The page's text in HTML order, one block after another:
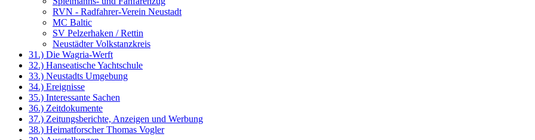
RVN - Radfahrer-Verein Neustadt
MC Baltic
SV Pelzerhaken / Rettin
Neustädter Volkstanzkreis
31.) Die Wagria-Werft
32.) Hanseatische Yachtschule
33.) Neustadts Umgebung
34.) Ereignisse
35.) Interessante Sachen
36.) Zeitdokumente
37.) Zeitungsberichte, Anzeigen und Werbung
38.) Heimatforscher Thomas Vogler